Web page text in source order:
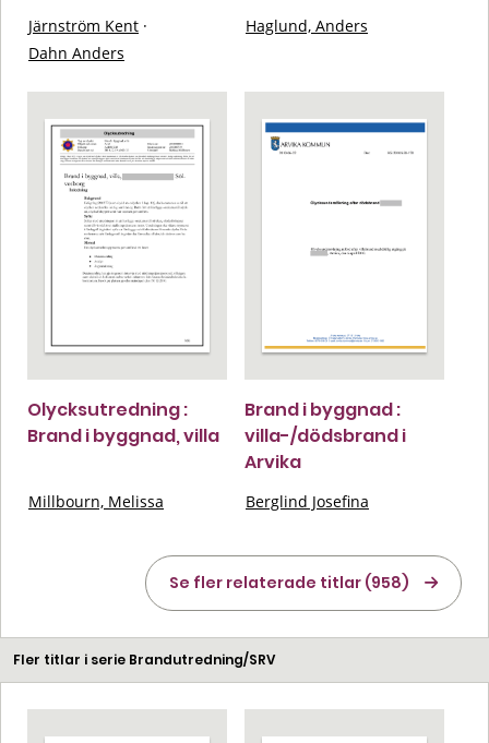
Järnström Kent ·
Dahn Anders
Haglund, Anders
Olycksutredning :
Brand i byggnad, villa
Millbourn, Melissa
Brand i byggnad :
villa-/dödsbrand i
Arvika
Berglind Josefina
Se fler relaterade titlar (958)
Fler titlar i serie Brandutredning/SRV